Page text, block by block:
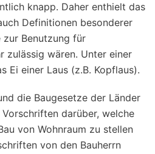
knapp. Daher enthielt das
Definitionen besonderer
zur Benutzung für
zulässig wären. Unter einer
Ei einer Laus (z.B. Kopflaus).
die Baugesetze der Länder
darüber, welche
von Wohnraum zu stellen
von den Bauherrn